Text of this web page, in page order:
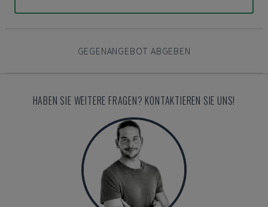
GEGENANGEBOT ABGEBEN
HABEN SIE WEITERE FRAGEN? KONTAKTIEREN SIE UNS!